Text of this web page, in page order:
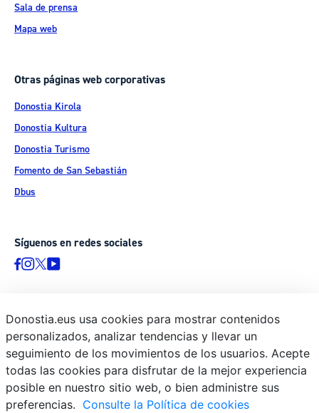
Sala de prensa
Mapa web
Otras páginas web corporativas
Donostia Kirola
Donostia Kultura
Donostia Turismo
Fomento de San Sebastián
Dbus
Síguenos en redes sociales
© Donostiako Udala - Ayuntamiento de Donostia / San Sebastián
Ijentea 1, 20003 Donostia / San Sebastián
Aviso legal
Política de privacidad
Política de cookies
Donostia.eus usa cookies para mostrar contenidos
personalizados, analizar tendencias y llevar un
seguimiento de los movimientos de los usuarios. Acepte
todas las cookies para disfrutar de la mejor experiencia
posible en nuestro sitio web, o bien administre sus
preferencias. Consulte la Política de cookies